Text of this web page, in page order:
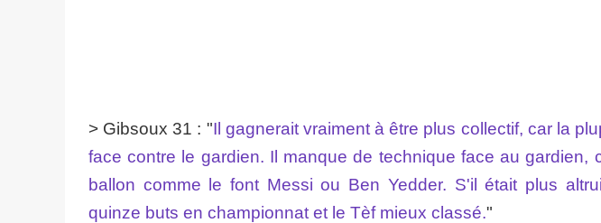
> Gibsoux 31 : "Il gagnerait vraiment à être plus collectif, car la
face contre le gardien. Il manque de technique face au gardien,
ballon comme le font Messi ou Ben Yedder. S'il était plus
quinze buts en championnat et le Tèf mieux classé."